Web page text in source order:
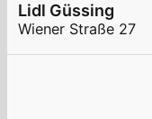
Lidl Güssing
Wiener Straße 27